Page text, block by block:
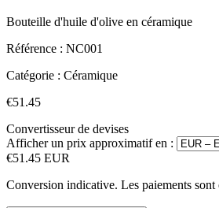
Bouteille d'huile d'olive en céramique
Référence : NC001
Catégorie : Céramique
€51.45
Convertisseur de devises
Afficher un prix approximatif en :
€51.45 EUR
Conversion indicative. Les paiements